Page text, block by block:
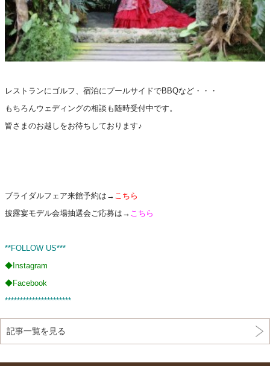
レストランにゴルフ、宿泊にプールサイドでBBQなど・・・
もちろんウェディングの相談も随時受付中です。
皆さまのお越しをお待ちしております♪
ブライダルフェア来館予約は→ こちら
披露宴モデル会場抽選会ご応募は→ こちら
**FOLLOW US***
◆ Instagram
◆Facebook
**********************
記事一覧を見る